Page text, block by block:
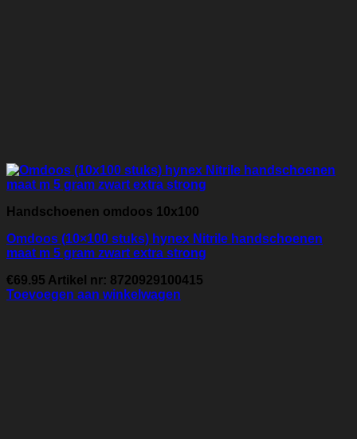
Handschoenen omdoos 10x100
Omdoos (10×100 stuks) hynex Nitrile handschoenen
maat m 5 gram zwart extra strong
€69.95 Artikel nr: 8720929100415
Toevoegen aan winkelwagen